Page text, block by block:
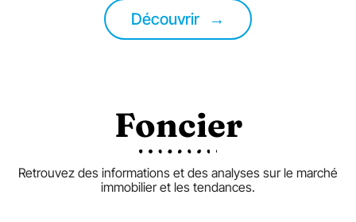
Découvrir
Foncier
Retrouvez des informations et des analyses sur le marché
immobilier et les tendances.